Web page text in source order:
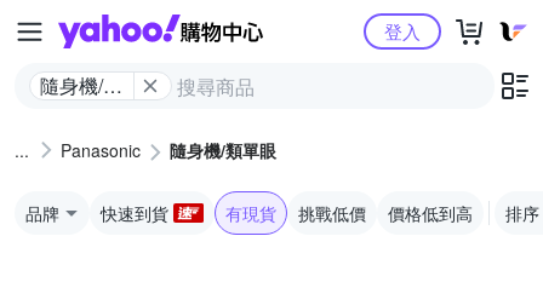
Yahoo購物中心
隨身機/類
登入
Panasonic 隨身機/類單眼
品牌 快速到貨 有現貨 挑戰低價 價格低到高 排序